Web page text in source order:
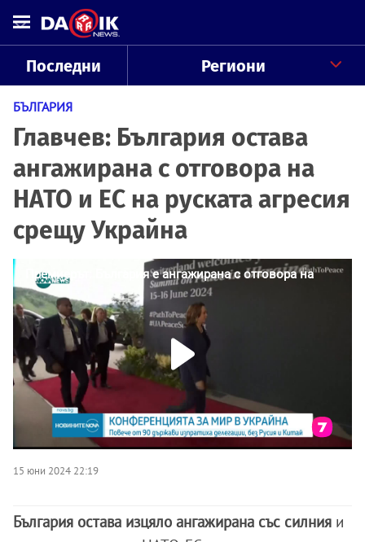
Последни Региони
БЪЛГАРИЯ
Главчев: България остава
ангажирана с отговора на
НАТО и ЕС на руската агресия
срещу Украйна
15 юни 2024 22:19
България остава изцяло ангажирана със силния и